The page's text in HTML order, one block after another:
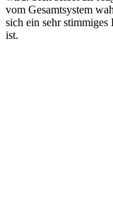
vom Gesamtsystem
sich ein sehr
ist.